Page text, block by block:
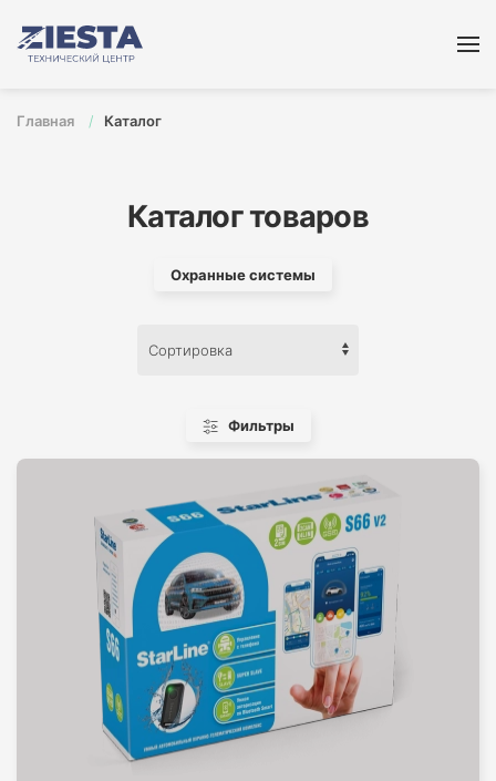
Перейти к содержимому
Главная Каталог
Каталог товаров
Охранные системы
Фильтры